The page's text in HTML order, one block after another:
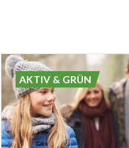
AKTIV & GRÜN